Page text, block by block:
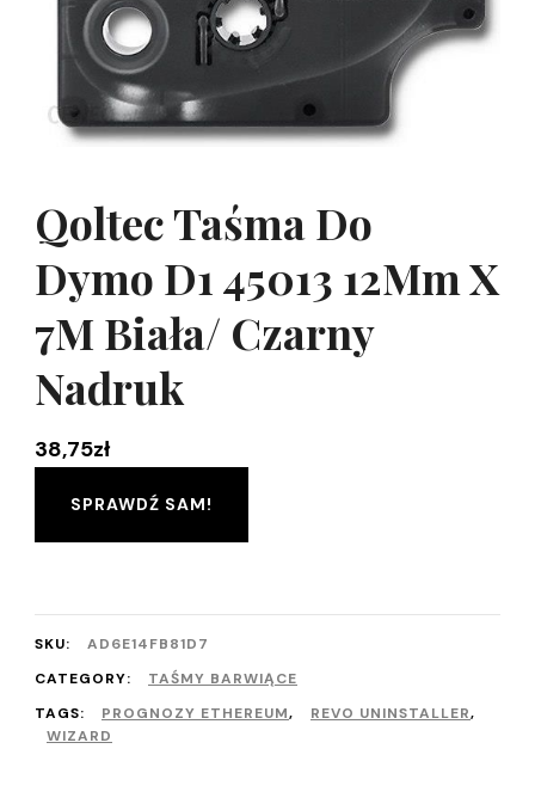
Qoltec Taśma Do
Dymo D1 45013 12Mm X
7M Biała/ Czarny
Nadruk
38,75zł
SPRAWDŹ SAM!
SKU:
AD6E14FB81D7
CATEGORY:
TAŚMY BARWIĄCE
TAGS:
PROGNOZY ETHEREUM, REVO UNINSTALLER,
WIZARD